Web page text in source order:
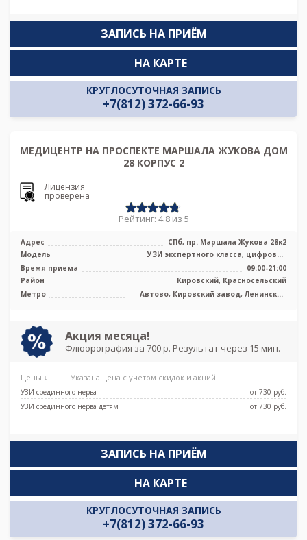
ЗАПИСЬ НА ПРИЁМ
КРУГЛОСУТОЧНАЯ ЗАПИСЬ
+7(812) 372-66-93
НА КАРТЕ
МЕДИЦЕНТР НА ПРОСПЕКТЕ МАРШАЛА ЖУКОВА ДОМ
28 КОРПУС 2
Лицензия
проверена
Рейтинг: 4.8 из 5
Адрес
СПб, пр. Маршала Жукова 28к2
Модель
УЗИ экспертного класса, цифровой
рентген
Время приема
09:00-21:00
Район
Кировский, Красносельский
Метро
Автово, Кировский завод, Ленинский
Акция месяца!
Флюорография за 700 р. Результат через 15 мин.
Цены ↓ Указана цена с учетом скидок и акций
УЗИ срединного нерва
от 730 pуб.
УЗИ срединного нерва детям
от 730 pуб.
ЗАПИСЬ НА ПРИЁМ
КРУГЛОСУТОЧНАЯ ЗАПИСЬ
+7(812) 372-66-93
НА КАРТЕ